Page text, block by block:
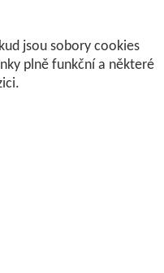
jsou sobory cookies
plně funkční a některé